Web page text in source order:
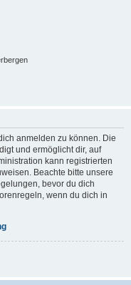
anmelden zu können. Die
und ermöglicht dir, auf
kann registrierten
Beachte bitte unsere
bevor du dich
wenn du dich in